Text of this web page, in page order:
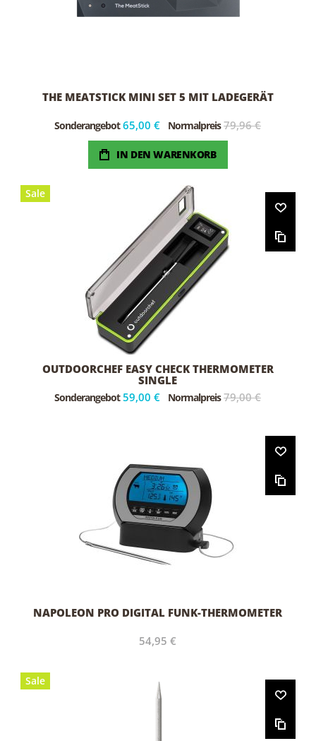
THE MEATSTICK MINI SET 5 MIT LADEGERÄT
Sonderangebot 65,00 € Normalpreis 79,96 €
IN DEN WARENKORB
Sale
OUTDOORCHEF EASY CHECK THERMOMETER
SINGLE
Sonderangebot 59,00 € Normalpreis 79,00 €
NAPOLEON PRO DIGITAL FUNK-THERMOMETER
54,95 €
Sale